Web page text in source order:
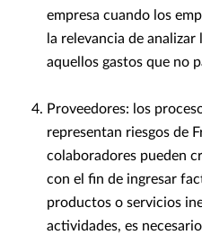
empresa cuando los
la relevancia de
aquellos gastos que no
Proveedores: los
representan riesgos de
colaboradores pueden
con el fin de ingresar
productos o servicios
actividades, es